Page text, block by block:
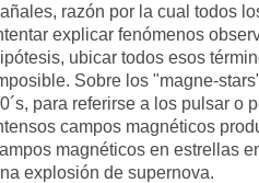
razón por la cual todos
explicar fenómenos
ubicar todos esos
Sobre los "magne-
para referirse a los pulsar o
campos magnéticos
magnéticos en estrellas
explosión de supernova.